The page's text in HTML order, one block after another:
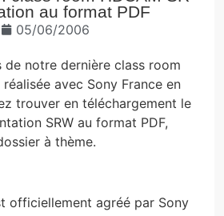
au format PDF
05/06/2006
de notre dernière class room
réalisée avec Sony France en
trouver en téléchargement le
SRW au format PDF,
à thème.
officiellement agréé par Sony